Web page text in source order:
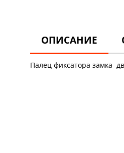
ОПИСАНИЕ
Палец фиксатора замка